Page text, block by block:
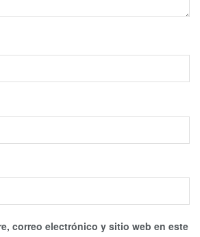
correo electrónico y sitio web en este